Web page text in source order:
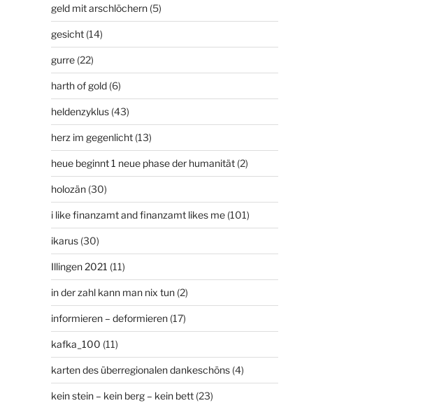
geld mit arschlöchern(5)
gesicht(14)
gurre(22)
harth of gold(6)
heldenzyklus(43)
herz im gegenlicht(13)
heue beginnt 1 neue phase der humanität(2)
holozän(30)
i like finanzamt and finanzamt likes me(101)
ikarus(30)
Illingen 2021 (11)
in der zahl kann man nix tun(2)
informieren – deformieren(17)
kafka_100 (11)
karten des überregionalen dankeschöns(4)
kein stein – kein berg – kein bett(23)